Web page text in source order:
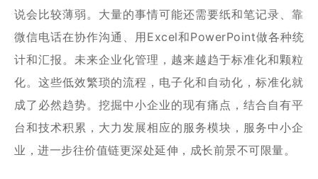
说会比较薄弱。大量的事情可能还需要纸和笔记录、靠
微信电话在协作沟通、用Excel和PowerPoint做各种统
计和汇报。未来企业化管理，越来越趋于标准化和颗粒
化。这些低效繁琐的流程，电子化和自动化，标准化就
成了必然趋势。挖掘中小企业的现有痛点，结合自有平
台和技术积累，大力发展相应的服务模块，服务中小企
业，进一步往价值链更深处延伸，成长前景不可限量。